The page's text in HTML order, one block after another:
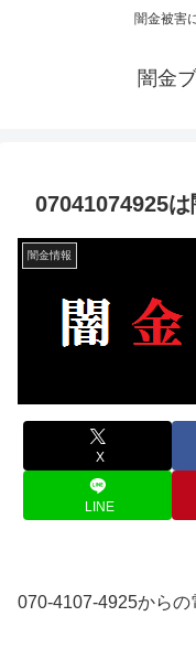
闇金被害
闇金
07041074925
闇金情報
X
LINE
070-4107-4925からの